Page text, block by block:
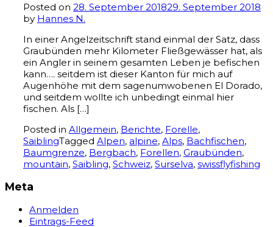
Posted on 28. September 201829. September 2018
by Hannes N.
In einer Angelzeitschrift stand einmal der Satz, dass
Graubünden mehr Kilometer Fließgewässer hat, als
ein Angler in seinem gesamten Leben je befischen
kann…. seitdem ist dieser Kanton für mich auf
Augenhöhe mit dem sagenumwobenen El Dorado,
und seitdem wollte ich unbedingt einmal hier
fischen. Als […]
Posted in Allgemein, Berichte, Forelle,
SaiblingTagged Alpen, alpine, Alps, Bachfischen,
Baumgrenze, Bergbach, Forellen, Graubünden,
mountain, Saibling, Schweiz, Surselva, swissflyfishing
Meta
Anmelden
Eintrags-Feed